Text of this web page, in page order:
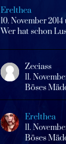
Erelthea
10. November 2014
Wer hat schon
Zeciass
11.
Böses
Erelthea
11.
Böses